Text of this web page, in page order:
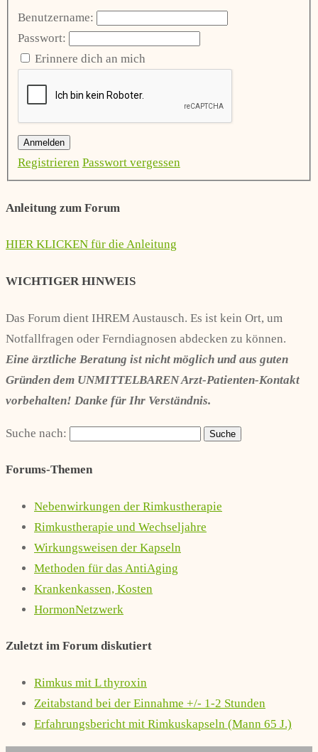
Benutzername:
Passwort:
Erinnere dich an mich
Anmelden
Registrieren Passwort vergessen
Anleitung zum Forum
HIER KLICKEN für die Anleitung
WICHTIGER HINWEIS
Das Forum dient IHREM Austausch. Es ist kein Ort, um
Notfallfragen oder Ferndiagnosen abdecken zu können.
Eine ärztliche Beratung ist nicht möglich und aus guten
Gründen dem UNMITTELBAREN Arzt-Patienten-Kontakt
vorbehalten! Danke für Ihr Verständnis.
Suche nach:
Forums-Themen
Nebenwirkungen der Rimkustherapie
Rimkustherapie und Wechseljahre
Wirkungsweisen der Kapseln
Methoden für das AntiAging
Krankenkassen, Kosten
HormonNetzwerk
Zuletzt im Forum diskutiert
Rimkus mit L thyroxin
Zeitabstand bei der Einnahme +/- 1-2 Stunden
Erfahrungsbericht mit Rimkuskapseln (Mann 65 J.)